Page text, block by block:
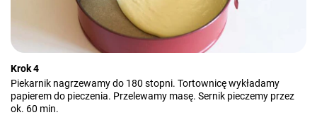
Krok 4
Piekarnik nagrzewamy do 180 stopni. Tortownicę wykładamy
papierem do pieczenia. Przelewamy masę. Sernik pieczemy przez
ok. 60 min.